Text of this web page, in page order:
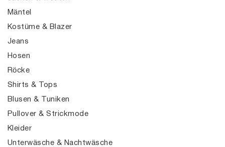
Mäntel
Kostüme & Blazer
Jeans
Hosen
Röcke
Shirts & Tops
Blusen & Tuniken
Pullover & Strickmode
Kleider
Unterwäsche & Nachtwäsche